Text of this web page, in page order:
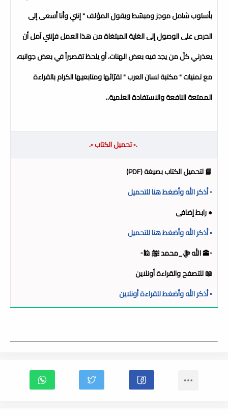
بأسلوب شامل موجز ومبسّط ويقول المؤلف " إنني وأنا أسعى إلى
الحرص على الوصول إلى الغاية المبتغاة من هذا العمل فإنني آمل أن
يعذرني كلّ من يجد فيه بعض الهنات، أو يلحظ تقصيراً في بعض جوانبه،
مع تمنيات " مكتبة لسان العرب " لقرّائها ومتابعيها الكرام بالقراءة
الممتعة النافعة والاستفادة العلمية..
.▫️ تحميل الكتاب ▫️.
📘 لتحميل الكتاب بصيغة (PDF)
▫️ أذكر الله وأضغط هنا للتحميل
● رابط إضافى
▫️ أذكر الله وأضغط هنا للتحميل
▫️🕋 الله ﷻ_محمد ﷺ 🕌▫️
📖 للتصفح والقراءة أونلاين
▫️ أذكر الله وأضغط للقراءة أونلاين